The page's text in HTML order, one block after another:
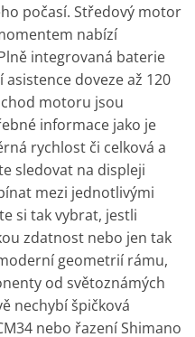
počasí. Středový motor
nabízí
integrovaná baterie
doveze až 120
motoru jsou
informace jako je
rychlost či celková a
sledovat na displeji
mezi jednotlivými
si tak vybrat, jestli
zdatnost nebo jen tak
geometrií rámu,
od světoznámých
nechybí špičková
nebo řazení Shimano